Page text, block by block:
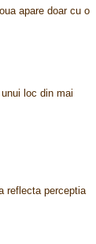
apare doar cu o
loc din mai
reflecta perceptia